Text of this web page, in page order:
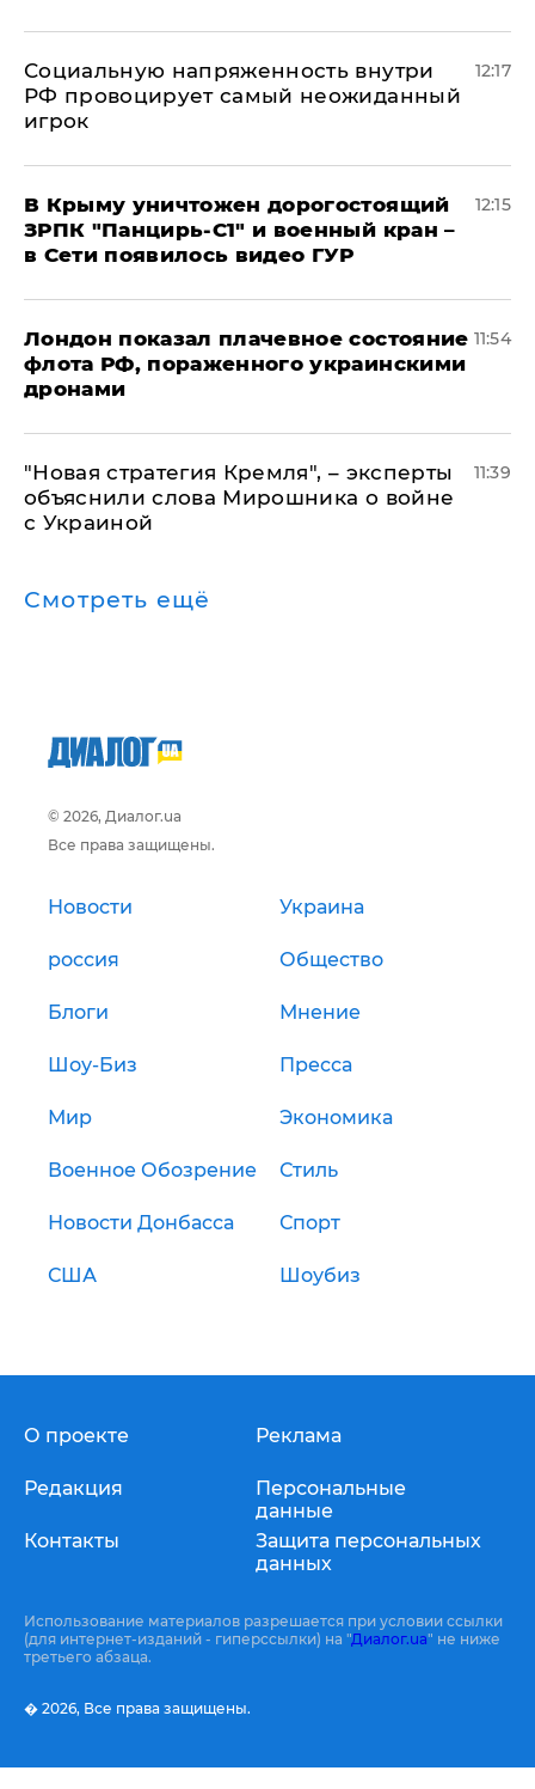
Социальную напряженность внутри
РФ провоцирует самый неожиданный
игрок
12:17
В Крыму уничтожен дорогостоящий
ЗРПК "Панцирь-С1" и военный кран –
в Сети появилось видео ГУР
12:15
Лондон показал плачевное состояние
флота РФ, пораженного украинскими
дронами
11:54
"Новая стратегия Кремля", – эксперты
объяснили слова Мирошника о войне
с Украиной
11:39
Смотреть ещё
© 2026, Диалог.ua
Все права защищены.
Новости Украина
россия Общество
Блоги Мнение
Шоу-Биз Пресса
Мир Экономика
Военное Обозрение Стиль
Новости Донбасса Спорт
США Шоубиз
О проекте
Редакция
Контакты
Реклама
Персональные
данные
Защита персональных
данных
Использование материалов разрешается при условии ссылки
(для интернет-изданий - гиперссылки) на "Диалог.ua" не ниже
третьего абзаца.
� 2026, Все права защищены.